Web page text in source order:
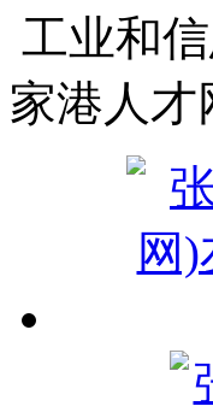
工业和
家港人才